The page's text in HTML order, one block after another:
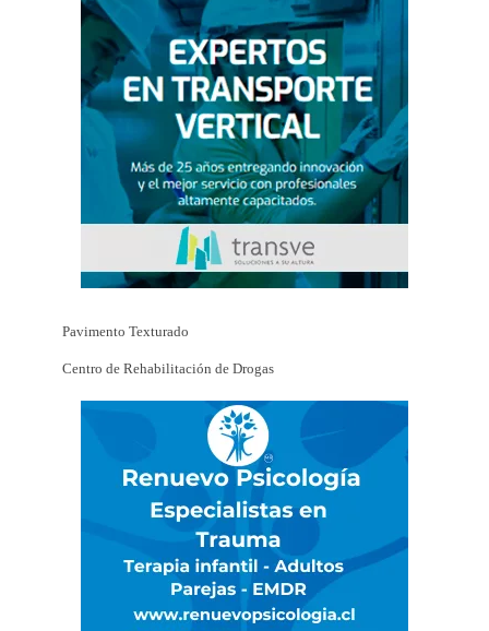
Pavimento Texturado
Centro de Rehabilitación de Drogas